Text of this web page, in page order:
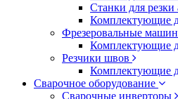
Станки для
Комплектующие
Фрезеровальные
Комплектующие
Резчики швов
Комплектующие
Сварочное оборудование
Сварочные инверторы